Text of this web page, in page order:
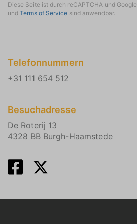
Diese Seite ist durch reCAPTCHA und Google
und Terms of Service sind anwendbar.
Telefonnummern
+31 111 654 512
Besuchadresse
De Roterij 13
4328 BB Burgh-Haamstede